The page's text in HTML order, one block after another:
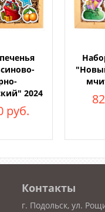
2024
руб.
Контакты
г. Подольск, ул.